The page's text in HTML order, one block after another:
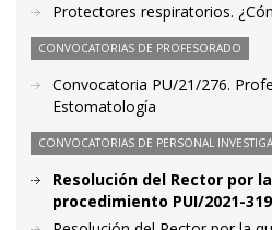
Protectores respiratorios.
CONVOCATORIAS DE PROFESORADO
Convocatoria PU/21/276.
Estomatología
CONVOCATORIAS DE PERSONAL
Resolución del Rector por
procedimiento PUI/2021-319